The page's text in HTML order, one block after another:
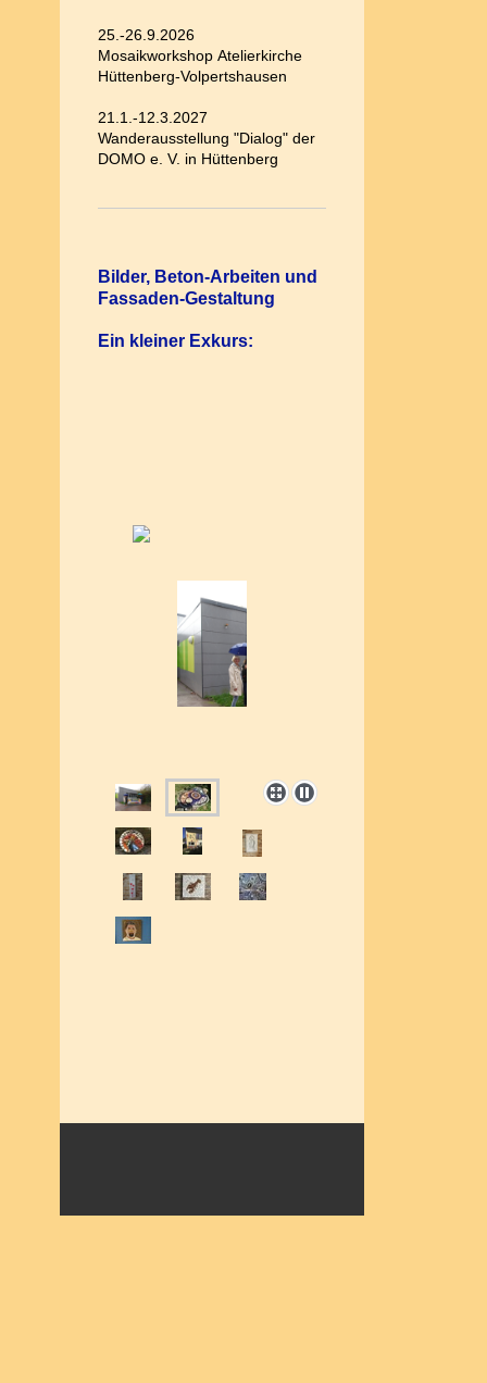
25.-26.9.2026
Mosaikworkshop Atelierkirche
Hüttenberg-Volpertshausen
21.1.-12.3.2027
Wanderausstellung "Dialog" der
DOMO e. V. in Hüttenberg
Bilder, Beton-Arbeiten und
Fassaden-Gestaltung
Ein kleiner Exkurs: